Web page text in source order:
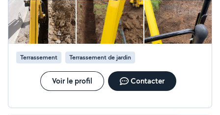
Terrassement Terrassement de jardin
Voir le profil Contacter